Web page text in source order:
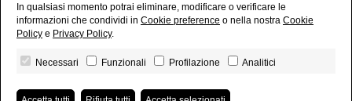
Social Networks
Mi.Eli. and Associates Ltd• P.IVA 08068691008
In qualsiasi momento potrai eliminare, modificare o verificare le
informazioni che condividi in Cookie preference o nella nostra Cookie
Policy e Privacy Policy.
Necessari Funzionali Profilazione Analitici